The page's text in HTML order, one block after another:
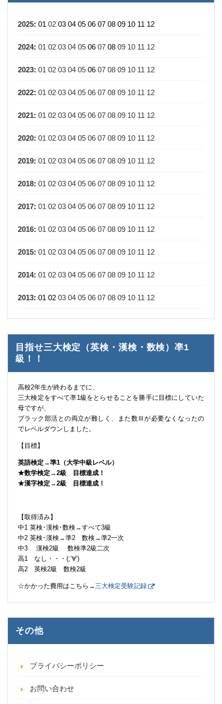
2025: 01 02 03 04 05 06 07 08 09 10 11 12
2024: 01 02 03 04 05 06 07 08 09 10 11 12
2023: 01 02 03 04 05 06 07 08 09 10 11 12
2022: 01 02 03 04 05 06 07 08 09 10 11 12
2021: 01 02 03 04 05 06 07 08 09 10 11 12
2020: 01 02 03 04 05 06 07 08 09 10 11 12
2019: 01 02 03 04 05 06 07 08 09 10 11 12
2018: 01 02 03 04 05 06 07 08 09 10 11 12
2017: 01 02 03 04 05 06 07 08 09 10 11 12
2016: 01 02 03 04 05 06 07 08 09 10 11 12
2015: 01 02 03 04 05 06 07 08 09 10 11 12
2014: 01 02 03 04 05 06 07 08 09 10 11 12
2013: 01 02 03 04 05 06 07 08 09 10 11 12
目指せ三大検定（英検・漢検・数検）凖1
級！！
高校2年生が終わるまでに、
三大検定をすべて凖1級をとらせることを勝手に目標にしていた
母ですが、
ブラック部活との両立が難しく、また数Ⅲが必要なくなったの
でレベルダウンしました。
【目標】
英語検定→準1（大学中級レベル）
★数学検定→2級 目標達成！
★漢字検定→2級 目標達成！
【取得済み】
中1 英検･漢検･数検→すべて3級
中2 英検･漢検→準2 数検→準2一次
中3 漢検2級 数検準2級二次
高1 なし・・・(;’∀’)
高2 英検2級 数検2級
☆かかった費用はこちら→三大検定受験記録
その他
プライバシーポリシー
お問い合わせ